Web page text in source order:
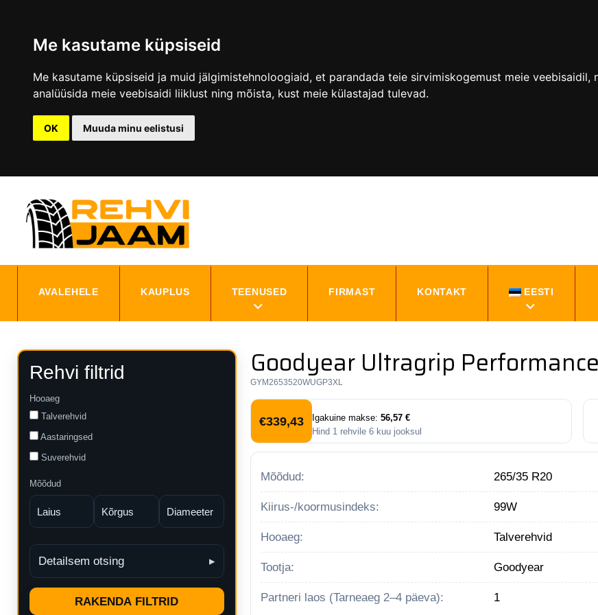
Me kasutame küpsiseid
Me kasutame küpsiseid ja muid jälgimistehnoloogiaid, et parandada teie sirvimiskogemust meie
analüüsida meie veebisaidi liiklust ning mõista, kust meie külastajad tulevad.
OK Muuda minu eelistusi
AVALEHELE KAUPLUS TEENUSED FIRMAST KONTAKT EESTI
Rehvi filtrid
Hooaeg
Talverehvid
Aastaringsed
Suverehvid
Mõõdud
Detailsem otsing
RAKENDA FILTRID
Goodyear Ultragrip
GYM2653520WUGP3XL
€339,43 Igakuine makse: 56,57 €
Hind 1 rehvile 6kuu jooksul
Mõõdud: 265/35 R20
Kiirus-/koormusindeks: 99W
Hooaeg: Talverehvid
Tootja: Goodyear
Partneri laos (Tarneaeg 2–4 päeva): 1